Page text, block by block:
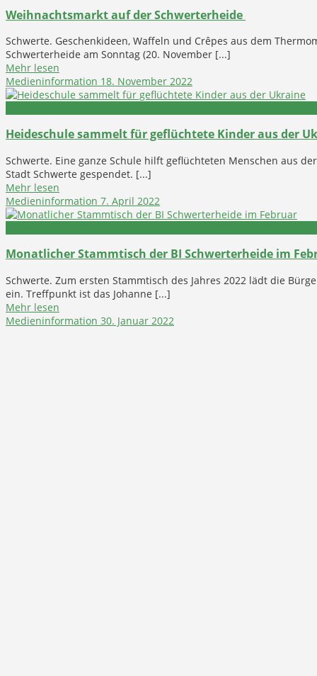
Weihnachtsmarkt auf der Schwerterheide
Schwerte. Geschenkideen, Waffeln und Crêpes aus dem
Schwerterheide am Sonntag (20. November [...]
Mehr lesen
Medieninformation 18. November 2022
Heideschule sammelt für geflüchtete Kinder aus der
Schwerte. Eine ganze Schule hilft geflüchteten Menschen aus
Stadt Schwerte gespendet. [...]
Mehr lesen
Medieninformation 7. April 2022
Monatlicher Stammtisch der BI Schwerterheide im
Schwerte. Zum ersten Stammtisch des Jahres 2022 lädt die
ein. Treffpunkt ist das Johanne [...]
Mehr lesen
Medieninformation 30. Januar 2022